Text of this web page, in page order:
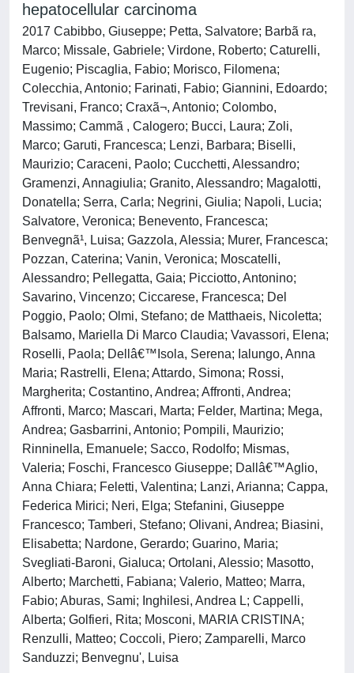
hepatocellular carcinoma
2017 Cabibbo, Giuseppe; Petta, Salvatore; Barbã ra,
Marco; Missale, Gabriele; Virdone, Roberto; Caturelli,
Eugenio; Piscaglia, Fabio; Morisco, Filomena;
Colecchia, Antonio; Farinati, Fabio; Giannini, Edoardo;
Trevisani, Franco; Craxã¬, Antonio; Colombo,
Massimo; Cammã , Calogero; Bucci, Laura; Zoli,
Marco; Garuti, Francesca; Lenzi, Barbara; Biselli,
Maurizio; Caraceni, Paolo; Cucchetti, Alessandro;
Gramenzi, Annagiulia; Granito, Alessandro; Magalotti,
Donatella; Serra, Carla; Negrini, Giulia; Napoli, Lucia;
Salvatore, Veronica; Benevento, Francesca;
Benvegnã¹, Luisa; Gazzola, Alessia; Murer, Francesca;
Pozzan, Caterina; Vanin, Veronica; Moscatelli,
Alessandro; Pellegatta, Gaia; Picciotto, Antonino;
Savarino, Vincenzo; Ciccarese, Francesca; Del
Poggio, Paolo; Olmi, Stefano; de Matthaeis, Nicoletta;
Balsamo, Mariella Di Marco Claudia; Vavassori, Elena;
Roselli, Paola; Dellâ€™Isola, Serena; Ialungo, Anna
Maria; Rastrelli, Elena; Attardo, Simona; Rossi,
Margherita; Costantino, Andrea; Affronti, Andrea;
Affronti, Marco; Mascari, Marta; Felder, Martina; Mega,
Andrea; Gasbarrini, Antonio; Pompili, Maurizio;
Rinninella, Emanuele; Sacco, Rodolfo; Mismas,
Valeria; Foschi, Francesco Giuseppe; Dallâ€™Aglio,
Anna Chiara; Feletti, Valentina; Lanzi, Arianna; Cappa,
Federica Mirici; Neri, Elga; Stefanini, Giuseppe
Francesco; Tamberi, Stefano; Olivani, Andrea; Biasini,
Elisabetta; Nardone, Gerardo; Guarino, Maria;
Svegliati-Baroni, Gialuca; Ortolani, Alessio; Masotto,
Alberto; Marchetti, Fabiana; Valerio, Matteo; Marra,
Fabio; Aburas, Sami; Inghilesi, Andrea L; Cappelli,
Alberta; Golfieri, Rita; Mosconi, MARIA CRISTINA;
Renzulli, Matteo; Coccoli, Piero; Zamparelli, Marco
Sanduzzi; Benvegnu', Luisa